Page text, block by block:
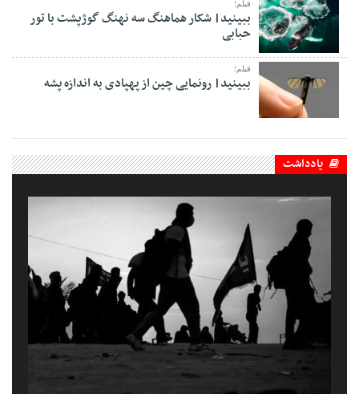
فیلم؛
ببینید| شکار هماهنگ سه نهنگ گوژپشت با تور
حبابی
فیلم؛
ببینید| رونمایی چین از پهپادی به اندازه پشه
یادداشت